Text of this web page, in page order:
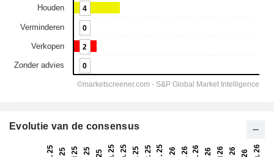
Evolutie van de consensus